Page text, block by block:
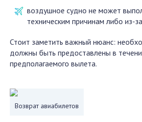
воздушное судно не может
техническим причинам либо из-
Стоит заметить важный нюанс:
должны быть предоставлены в
предполагаемого вылета.
Возврат авиабилетов